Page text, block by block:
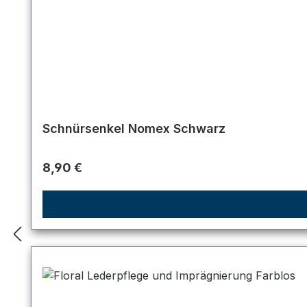
Schnürsenkel Nomex Schwarz
Regulärer Preis:
8,90 €